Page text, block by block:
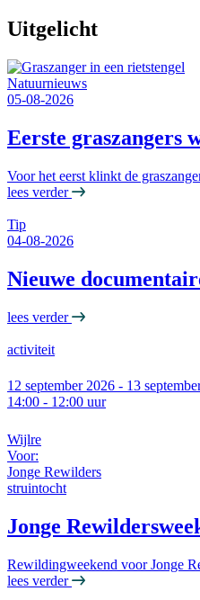
Uitgelicht
Natuurnieuws
05-08-2026
Eerste graszangers
Voor het eerst klinkt de
lees verder
Tip
04-08-2026
Nieuwe
lees verder
activiteit
12 september 2026 - 13
14:00 - 12:00 uur
Wijlre
Voor:
Jonge Rewilders
struintocht
Jonge
Rewildingweekend voor Jonge
lees verder